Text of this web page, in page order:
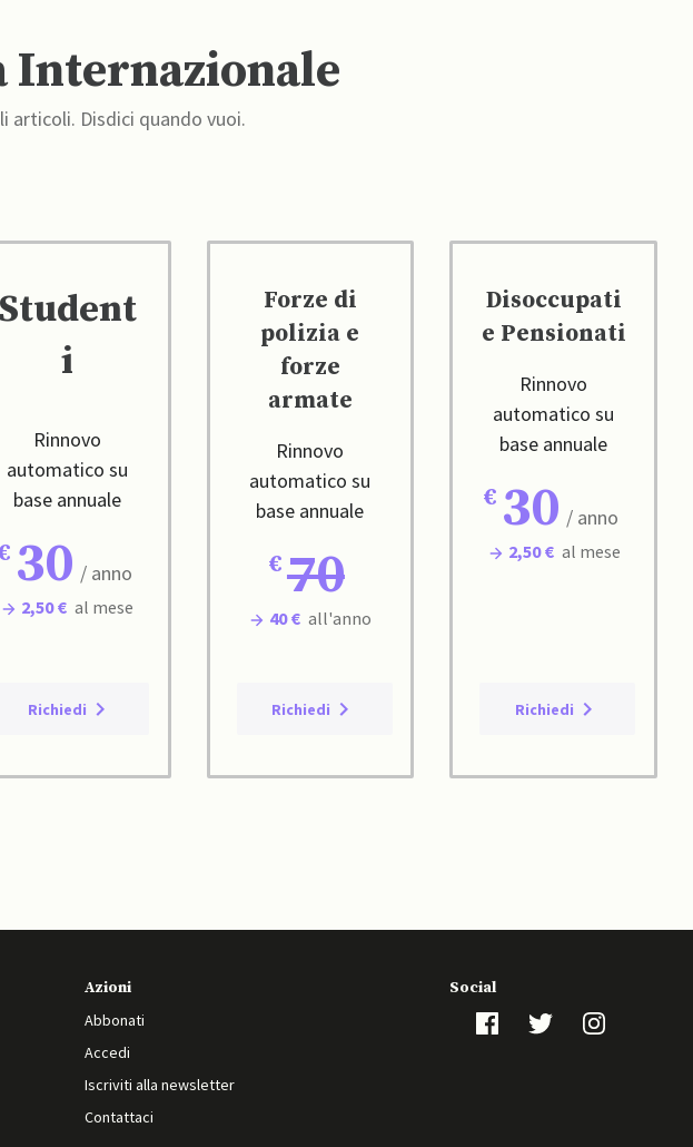
Internazionale
Disdici quando vuoi.
Student
i
Rinnovo
automatico su
base annuale
30 / anno
2,50 € al mese
Richiedi
Forze di
polizia e
forze
armate
Rinnovo
automatico su
base annuale
70
40 € all'anno
Richiedi
Disoccupati
e Pensionati
Rinnovo
automatico su
base annuale
30 / anno
2,50 € al mese
Richiedi
Azioni
Abbonati
Accedi
Iscriviti alla newsletter
Contattaci
Social